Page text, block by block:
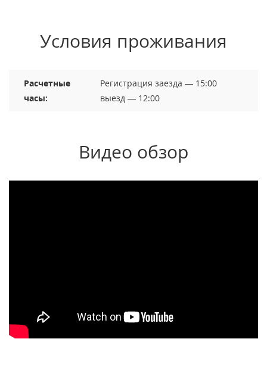
Условия проживания
Расчетные
часы:
Регистрация заезда — 15:00
выезд — 12:00
Видео обзор